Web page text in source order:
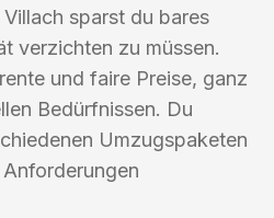
sparst du bares
verzichten zu müssen.
und faire Preise, ganz
Bedürfnissen. Du
Umzugspaketen